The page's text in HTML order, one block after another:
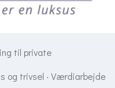
til private
og trivsel · Værdiarbejde